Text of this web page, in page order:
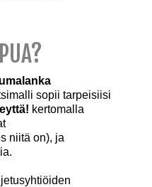
sopii tarpeisiisi
kertomalla
niitä on), ja